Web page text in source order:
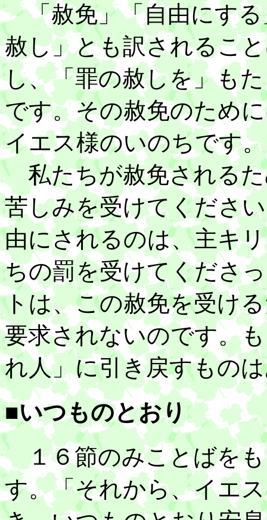
「赦免」「自由にする
赦し」とも訳されるこ
し、「罪の赦しを」も
です。その赦免のため
イエス様のいのちです。
私たちが赦免されるた
苦しみを受けてくださ
由にされるのは、主キ
ちの罰を受けてくださ
トは、この赦免を受け
要求されないのです。
れ人」に引き戻すもの
■いつものとおり
１６節のみことばをも
す。「それから、イエ